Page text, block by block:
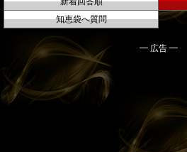
知恵袋へ質問
━ 広告 ━